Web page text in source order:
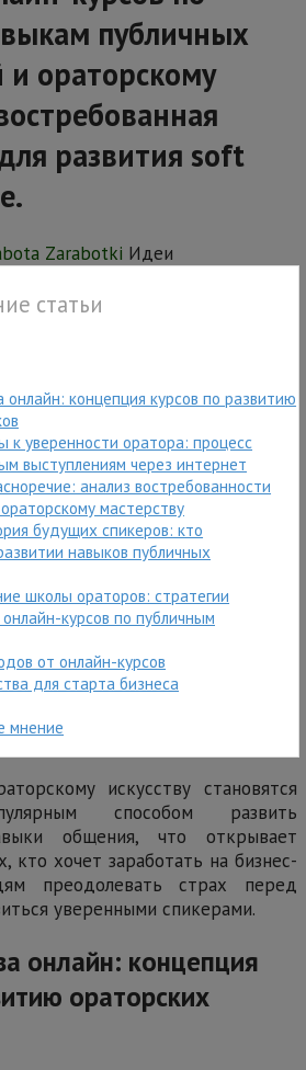
публичных
и ораторскому
развития soft
Zarabotki Идеи
статьи
онлайн: концепция курсов по развитию
к уверенности оратора: процесс
выступлениям через интернет
анализ востребованности
мастерству
будущих спикеров: кто
навыков публичных
школы ораторов: стратегии
курсов по публичным
от онлайн-курсов
для старта бизнеса
мнение
искусству становятся
способом развить
общения, что открывает
кто хочет заработать на бизнес-
преодолевать страх перед
уверенными спикерами.
онлайн: концепция
ораторских